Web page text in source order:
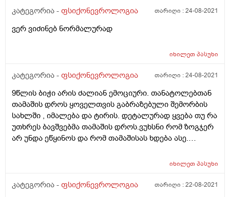
კატეგორია - ფსიქონევროლოგია თარიღი :24-08-2021
ვერ ვიძინებ ნორმალურად
იხილეთპასუხი
კატეგორია - ფსიქონევროლოგია თარიღი :24-08-2021
9წლის ბიჭი არის ძალიან ემოციური. თანატოლებთან
თამაშის დროს ყოველთვის გაბრაზებული შემორბის
სახლში , იმალება და ტირის. დეტალურად ყვება თუ რა
უთხრეს ბავშვებმა თამაშის დროს.ვუხსნი რომ ზოგჯერ
არ უნდა ეწყინოს და რომ თამაშისას ხდება ასე.
ნივთს დააგდებს როცა ნაწყენია. რა გავაკეთო,
ესმის.თავის ფიქრებშია და რამდენჯერმე უნდა
იხილეთპასუხი
კატეგორია - ფსიქონევროლოგია თარიღი :22-08-2021